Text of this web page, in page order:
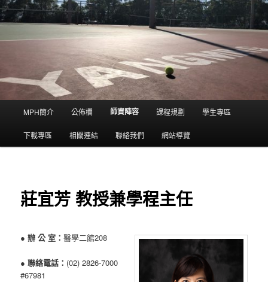
單
MPH簡介 公佈欄 師資陣容 課程規劃 學生專區
下載專區 相關連結 聯絡我們 網站導覽
莊宜芳 教授兼學程主任
●辦 公 室：醫學二館208
●聯絡電話： (02) 2826-7000
#67981